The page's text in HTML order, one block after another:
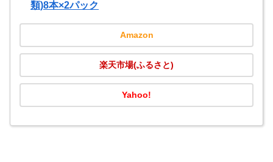
類)8本×2パック
Amazon
楽天市場(ふるさと)
Yahoo!